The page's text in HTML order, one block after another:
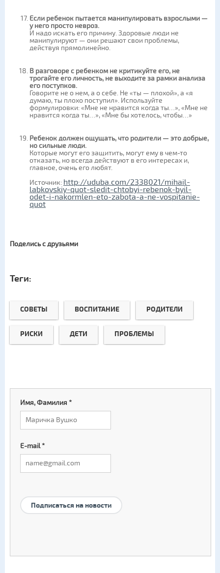
Если ребенок пытается манипулировать взрослыми —
у него просто невроз.
И надо искать его причину. Здоровые люди не
манипулируют — они решают свои проблемы,
действуя прямолинейно.
В разговоре с ребенком не критикуйте его, не
трогайте его личность, не выходите за рамки анализа
его поступков.
Говорите не о нем, а о себе. Не «ты — плохой», а «я
думаю, ты плохо поступил». Используйте
формулировки: «Мне не нравится когда ты…», «Мне не
нравится когда ты…», «Мне бы хотелось, чтобы…»
Ребенок должен ощущать, что родители — это добрые,
но сильные люди.
Которые могут его защитить, могут ему в чем-то
отказать, но всегда действуют в его интересах и,
главное, очень его любят.
Источник: http://uduba.com/2338021/mihail-
labkovskiy-quot-sledit-chtobyi-rebenok-byil-
odet-i-nakormlen-eto-zabota-a-ne-vospitanie-
quot
Поделись с друзьями
Теги:
СОВЕТЫ ВОСПИТАНИЕ РОДИТЕЛИ
РИСКИ ДЕТИ ПРОБЛЕМЫ
Имя, Фамилия *
E-mail*
Подписаться на новости